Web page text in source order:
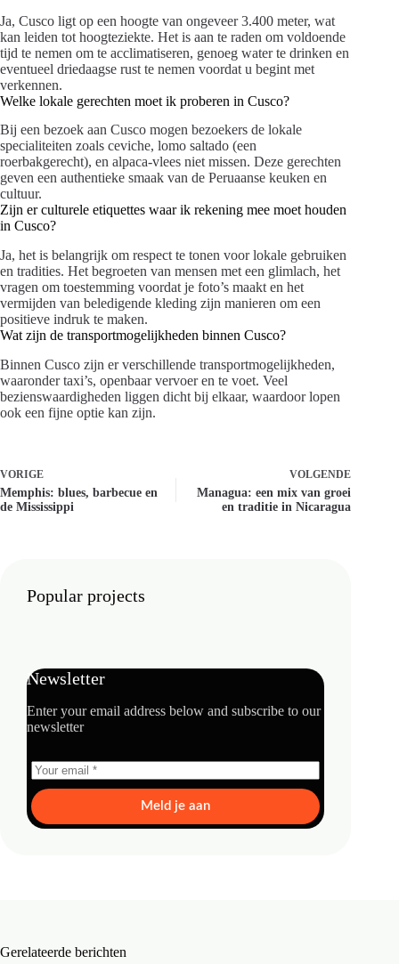
Ja, Cusco ligt op een hoogte van ongeveer 3.400 meter, wat
kan leiden tot hoogteziekte. Het is aan te raden om voldoende
tijd te nemen om te acclimatiseren, genoeg water te drinken en
eventueel driedaagse rust te nemen voordat u begint met
verkennen.
Welke lokale gerechten moet ik proberen in Cusco?
Bij een bezoek aan Cusco mogen bezoekers de lokale
specialiteiten zoals ceviche, lomo saltado (een
roerbakgerecht), en alpaca-vlees niet missen. Deze gerechten
geven een authentieke smaak van de Peruaanse keuken en
cultuur.
Zijn er culturele etiquettes waar ik rekening mee moet houden
in Cusco?
Ja, het is belangrijk om respect te tonen voor lokale gebruiken
en tradities. Het begroeten van mensen met een glimlach, het
vragen om toestemming voordat je foto’s maakt en het
vermijden van beledigende kleding zijn manieren om een
positieve indruk te maken.
Wat zijn de transportmogelijkheden binnen Cusco?
Binnen Cusco zijn er verschillende transportmogelijkheden,
waaronder taxi’s, openbaar vervoer en te voet. Veel
bezienswaardigheden liggen dicht bij elkaar, waardoor lopen
ook een fijne optie kan zijn.
VORIGE
Memphis: blues, barbecue en
de Mississippi
VOLGENDE
Managua: een mix van groei
en traditie in Nicaragua
Popular projects
Newsletter
Enter your email address below and subscribe to our
newsletter
Meld je aan
Gerelateerde berichten